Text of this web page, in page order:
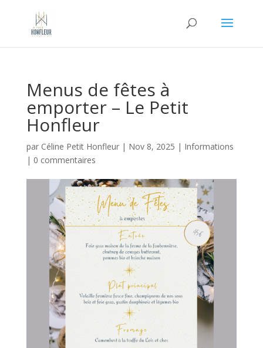
Menus de fêtes à
emporter – Le Petit
Honfleur
par Céline Petit Honfleur| Nov 8, 2025 | Informations
| 0 commentaires